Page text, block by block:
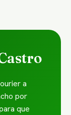
a
por
que